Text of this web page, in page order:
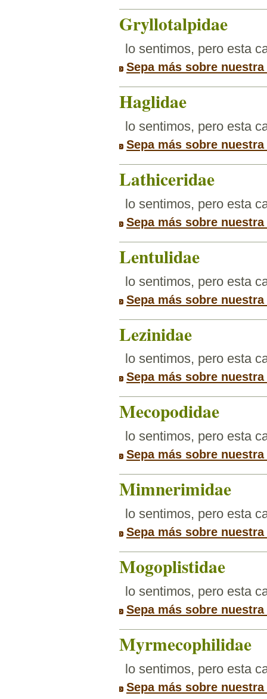
Gryllotalpidae
lo sentimos, pero esta
Sepa más sobre
Haglidae
lo sentimos, pero esta
Sepa más sobre
Lathiceridae
lo sentimos, pero esta
Sepa más sobre
Lentulidae
lo sentimos, pero esta
Sepa más sobre
Lezinidae
lo sentimos, pero esta
Sepa más sobre
Mecopodidae
lo sentimos, pero esta
Sepa más sobre
Mimnerimidae
lo sentimos, pero esta
Sepa más sobre
Mogoplistidae
lo sentimos, pero esta
Sepa más sobre
Myrmecophilidae
lo sentimos, pero esta
Sepa más sobre